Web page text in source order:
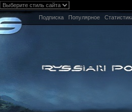
Подписка Популярное